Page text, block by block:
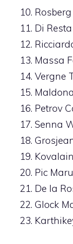
10.
11. Di
12.
13. Massa
14. Vergne
15.
16. Petrov
17. Senna
18.
19.
20. Pic
21. De la
22. Glock
23.